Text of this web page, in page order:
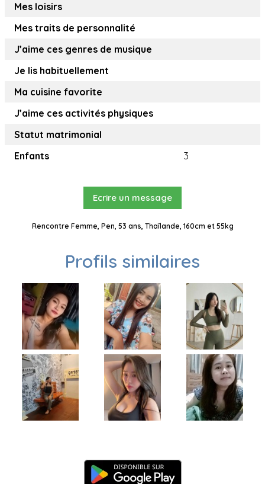
Mes loisirs
Mes traits de personnalité
J’aime ces genres de musique
Je lis habituellement
Ma cuisine favorite
J’aime ces activités physiques
Statut matrimonial
Enfants
3
Ecrire un message
Rencontre Femme, Pen, 53 ans, Thaïlande, 160cm et 55kg
Profils similaires